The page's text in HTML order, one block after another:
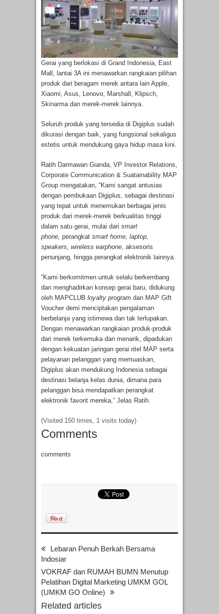
Gerai yang berlokasi di Grand Indonesia, East
Mall, lantai 3A ini menawarkan rangkaian pilihan
produk dari beragam merek antara lain Apple,
Xiaomi, Asus, Lenovo, Marshall, Klipsch,
Skinarma dan merek-merek lainnya.
Seluruh produk yang tersedia di Digiplus sudah
dikurasi dengan baik, yang fungsional sekaligus
estetis untuk mendukung gaya hidup masa kini.
Ratih Darmawan Gianda, VP Investor Relations,
Corporate Communication & Suatainability MAP
Group mengatakan, “Kami sangat antusias
dengan pembukaan Digiplus, sebagai destinasi
yang tepat untuk menemukan berbagai jenis
produk dari merek-merek berkualitas tinggi
dalam satu gerai, mulai dari smart
phone, perangkat smart home, laptop,
speakers, wireless earphone , aksesoris
penunjang, hingga perangkat elektronik lainnya.
“Kami berkomitmen untuk selalu berkembang
dan menghadirkan konsep gerai baru, didukung
oleh MAPCLUB loyalty program dan MAP Gift
Voucher demi menciptakan pengalaman
berbelanja yang istimewa dan tak terlupakan.
Dengan menawarkan rangkaian produk-produk
dari merek terkemuka dan menarik, dipadukan
dengan kekuatan jaringan gerai ritel MAP serta
pelayanan pelanggan yang memuaskan,
Digiplus akan mendukung Indonesia sebagai
destinasi belanja kelas dunia, dimana para
pelanggan bisa mendapatkan perangkat
elektronik favorit mereka,” Jelas Ratih.
(Visited 150 times, 1 visits today)
Comments
comments
Lebaran Penuh Berkah Bersama
Indosiar
VOKRAF dan RUMAH BUMN Menutup
Pelatihan Digital Marketing UMKM GOL
(UMKM GO Online)
Related articles